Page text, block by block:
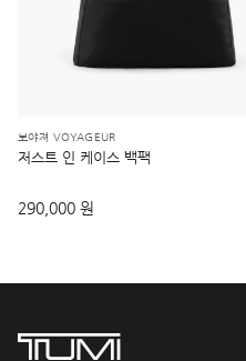
보야져 VOYAGEUR
저스트 인 케이스 백팩
290,000 원